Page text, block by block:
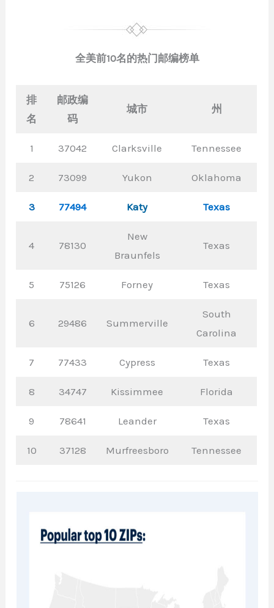
全美前10名的热门邮编榜单
排
名
邮政编
码
城市 州
1 37042 Clarksville Tennessee
2 73099 Yukon Oklahoma
3 77494 Katy Texas
4 78130
New
Braunfels
Texas
5 75126 Forney Texas
6 29486 Summerville
South
Carolina
7 77433 Cypress Texas
8 34747 Kissimmee Florida
9 78641 Leander Texas
10 37128 Murfreesboro Tennessee